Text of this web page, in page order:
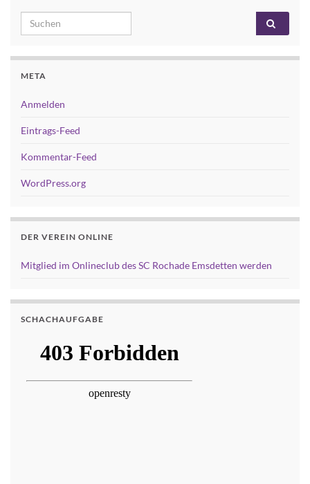
Search for:
META
Anmelden
Eintrags-Feed
Kommentar-Feed
WordPress.org
DER VEREIN ONLINE
Mitglied im Onlineclub des SC Rochade Emsdetten werden
SCHACHAUFGABE